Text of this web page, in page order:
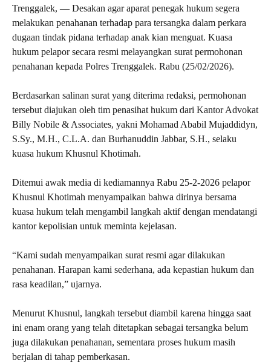
Trenggalek, — Desakan agar aparat penegak hukum segera
melakukan penahanan terhadap para tersangka dalam perkara
dugaan tindak pidana terhadap anak kian menguat. Kuasa
hukum pelapor secara resmi melayangkan surat permohonan
penahanan kepada Polres Trenggalek. Rabu (25/02/2026).
Berdasarkan salinan surat yang diterima redaksi, permohonan
tersebut diajukan oleh tim penasihat hukum dari Kantor Advokat
Billy Nobile & Associates, yakni Mohamad Ababil Mujaddidyn,
S.Sy., M.H., C.L.A. dan Burhanuddin Jabbar, S.H., selaku
kuasa hukum Khusnul Khotimah.
Ditemui awak media di kediamannya Rabu 25-2-2026 pelapor
Khusnul Khotimah menyampaikan bahwa dirinya bersama
kuasa hukum telah mengambil langkah aktif dengan mendatangi
kantor kepolisian untuk meminta kejelasan.
“Kami sudah menyampaikan surat resmi agar dilakukan
penahanan. Harapan kami sederhana, ada kepastian hukum dan
rasa keadilan,” ujarnya.
Menurut Khusnul, langkah tersebut diambil karena hingga saat
ini enam orang yang telah ditetapkan sebagai tersangka belum
juga dilakukan penahanan, sementara proses hukum masih
berjalan di tahap pemberkasan.